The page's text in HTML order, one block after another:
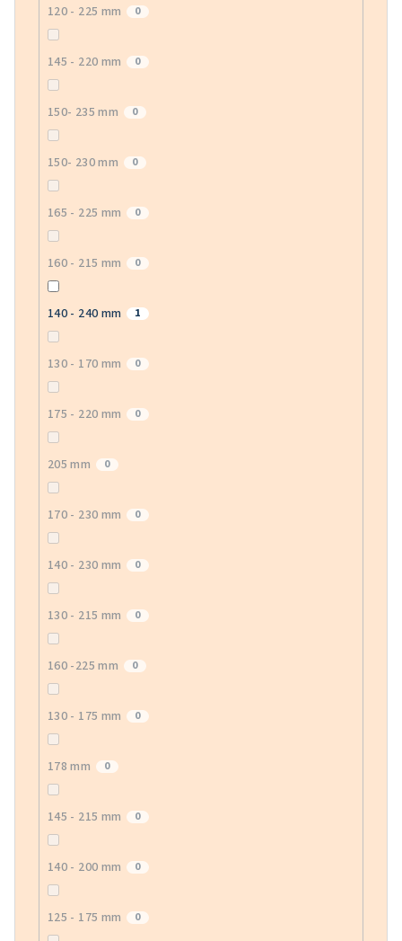
120 - 225 mm 0
145 - 220 mm 0
150- 235 mm 0
150- 230 mm 0
165 - 225 mm 0
160 - 215 mm 0
140 - 240 mm 1
130 - 170 mm 0
175 - 220 mm 0
205 mm 0
170 - 230 mm 0
140 - 230 mm 0
130 - 215 mm 0
160 -225 mm 0
130 - 175 mm 0
178 mm 0
145 - 215 mm 0
140 - 200 mm 0
125 - 175 mm 0